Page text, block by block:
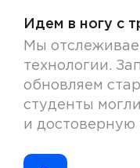
Идем в ногу с
Мы
технологии.
обновляем
студенты
и